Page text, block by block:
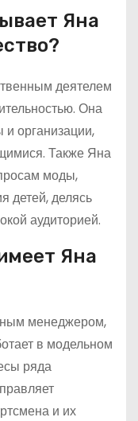
Яна
деятелем
Она
организации,
Также Яна
моды,
детей, делясь
аудиторией.
Яна
менеджером,
в модельном
ряда
и их